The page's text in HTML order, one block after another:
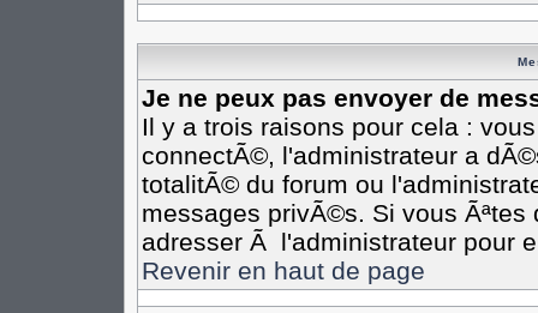
Je ne peux pas envoyer de
Il y a trois raisons pour cela :
connectÃ©, l'administrateur a
totalitÃ© du forum ou
messages privÃ©s. Si vous
adresser Ã l'administrateur pour
Revenir en haut de page